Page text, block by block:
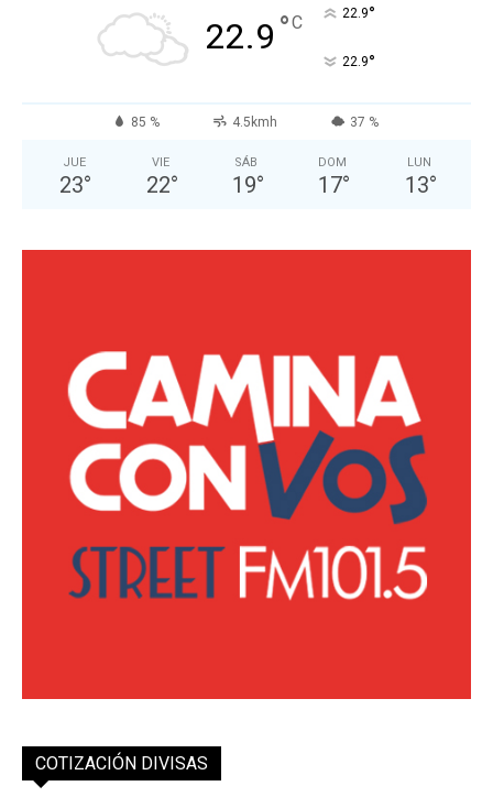
22.9 °C 22.9°
22.9°
85 % 4.5kmh 37 %
JUE
23°
VIE
22°
SÁB
19°
DOM
17°
LUN
13°
COTIZACIÓN DIVISAS